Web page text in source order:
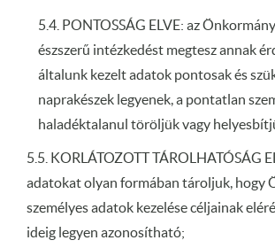
5.4. PONTOSSÁG ELVE: az
észszerű intézkedést megtesz annak
általunk kezelt adatok pontosak és
naprakészek legyenek, a pontatlan
haladéktalanul töröljük vagy
5.5. KORLÁTOZOTT TÁROLHATÓSÁG
adatokat olyan formában tároljuk, hogy
személyes adatok kezelése céljainak
ideig legyen azonosítható;